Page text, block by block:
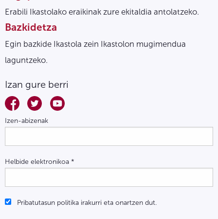
Erabili Ikastolako eraikinak zure ekitaldia antolatzeko.
Bazkidetza
Egin bazkide Ikastola zein Ikastolon mugimendua
laguntzeko.
Izan gure berri
Izen-abizenak
Helbide elektronikoa *
Pribatutasun politika irakurri eta onartzen dut.